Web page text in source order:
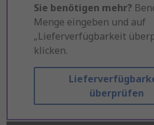
Sie benötigen mehr?
Menge eingeben und auf
„Lieferverfügbarkeit
klicken.
überprüfen